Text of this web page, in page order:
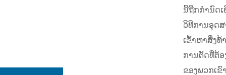
ນີ້ຖືກກໍານົດ
ວິທີການອຸດ
ເຂົ້າຫາສິ່ງທ້
ການຕັດທີ່ຕ້
ຂອງພວກເຂົ